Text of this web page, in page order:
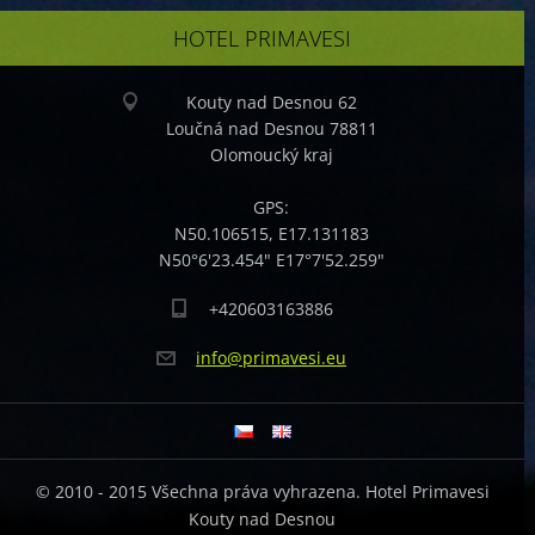
HOTEL PRIMAVESI
Kouty nad Desnou 62
Loučná nad Desnou 78811
Olomoucký kraj
GPS:
N50.106515, E17.131183
N50°6'23.454" E17°7'52.259"
+420603163886
info@primavesi.eu
© 2010 - 2015 Všechna práva vyhrazena. Hotel Primavesi
Kouty nad Desnou